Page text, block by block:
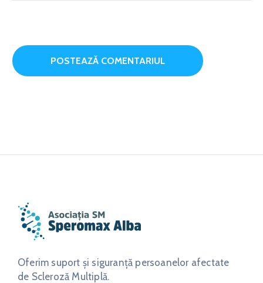
Oferim suport și siguranță persoanelor afectate
de Scleroză Multiplă.